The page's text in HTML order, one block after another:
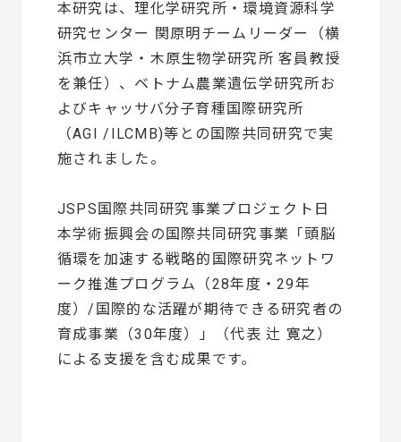
本研究は、理化学研究所・環境資源科学
研究センター 関原明チームリーダー（横
浜市立大学・木原生物学研究所 客員教授
を兼任）、ベトナム農業遺伝学研究所お
よびキャッサバ分子育種国際研究所
（AGI /ILCMB)等との国際共同研究で実
施されました。
JSPS国際共同研究事業プロジェクト日
本学術振興会の国際共同研究事業「頭脳
循環を加速する戦略的国際研究ネットワ
ーク推進プログラム（28年度・29年
度）/国際的な活躍が期待できる研究者の
育成事業（30年度）」（代表 辻 寛之）
による支援を含む成果です。